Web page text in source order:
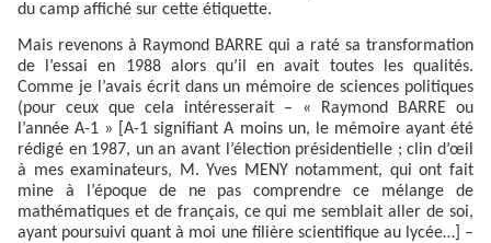
du camp affiché sur cette étiquette.
Mais revenons à Raymond BARRE qui a raté sa transformation
de l’essai en 1988 alors qu’il en avait toutes les qualités.
Comme je l’avais écrit dans un mémoire de sciences politiques
(pour ceux que cela intéresserait – « Raymond BARRE ou
l’année A-1 » [A-1 signifiant A moins un, le mémoire ayant été
rédigé en 1987, un an avant l’élection présidentielle ; clin d’œil
à mes examinateurs, M. Yves MENY notamment, qui ont fait
mine à l’époque de ne pas comprendre ce mélange de
mathématiques et de français, ce qui me semblait aller de soi,
ayant poursuivi quant à moi une filière scientifique au lycée…] –